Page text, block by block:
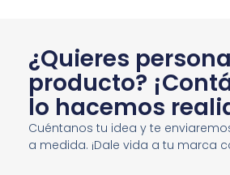
¿Quieres
producto?
lo hacemos
Cuéntanos tu idea y te
a medida. ¡Dale vida a tu marca